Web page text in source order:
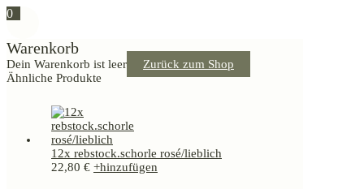
0
Warenkorb
Dein Warenkorb ist leer
Zurück zum Shop
Ähnliche Produkte
12x rebstock.schorle rosé/lieblich
22,80 € +hinzufügen